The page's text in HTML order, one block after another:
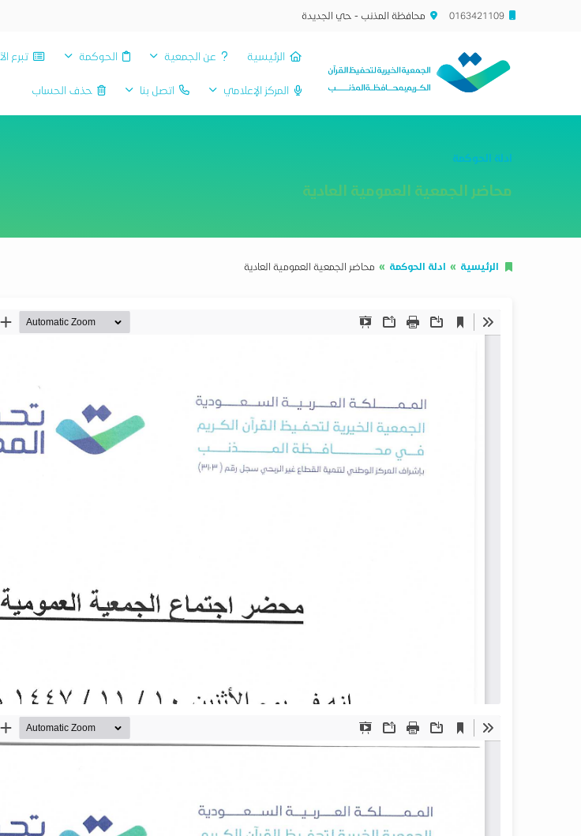
0163421109 محافظة المذنب - حي الجديدة
الرئيسية عن الجمعية الحوكمة تبرع
المركز الإعلامي اتصل بنا حذف الحساب
ادلة الحوكمة
محاضر الجمعية العمومية العادية
الرئيسية ادلة الحوكمة محاضر الجمعية العمومية العادية